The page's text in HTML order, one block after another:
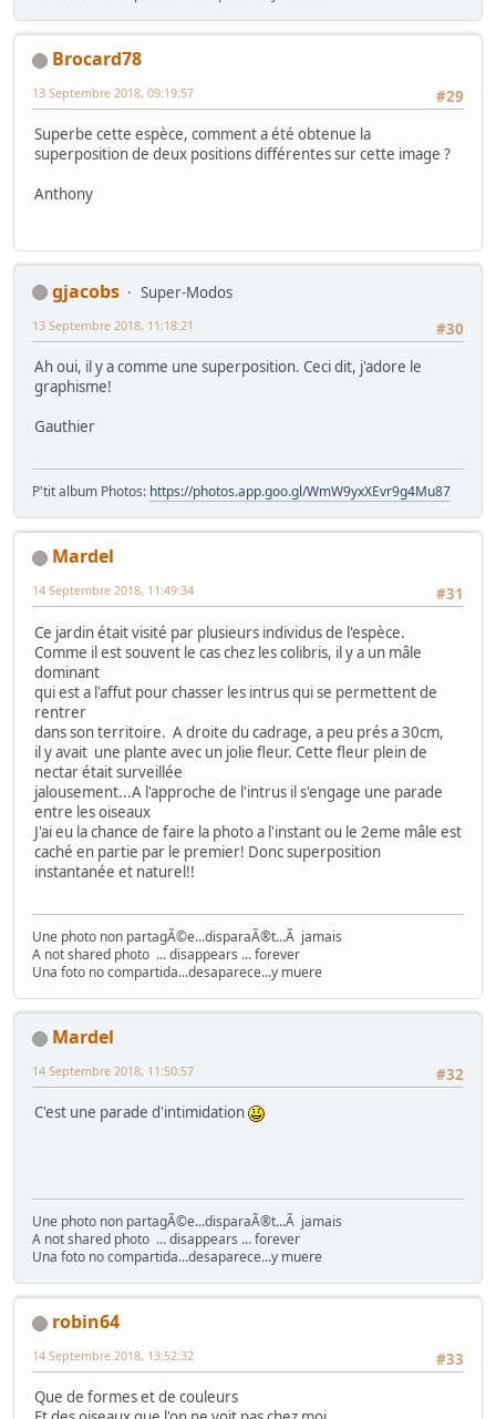
Brocard78
#29
13 Septembre 2018, 09:19:57
Superbe cette espèce, comment a été obtenue la
superposition de deux positions différentes sur cette image ?
Anthony
gjacobs
Super-Modos
#30
13 Septembre 2018, 11:18:21
Ah oui, il y a comme une superposition. Ceci dit, j'adore le
graphisme!
Gauthier
P'tit album Photos: https://photos.app.goo.gl/WmW9yxXEvr9g4Mu87
Mardel
#31
14 Septembre 2018, 11:49:34
Ce jardin était visité par plusieurs individus de l'espèce.
Comme il est souvent le cas chez les colibris, il y a un mâle
dominant
qui est a l'affut pour chasser les intrus qui se permettent de
rentrer
dans son territoire. A droite du cadrage, a peu prés a 30cm,
il y avait une plante avec un jolie fleur. Cette fleur plein de
nectar était surveillée
jalousement...A l'approche de l'intrus il s'engage une parade
entre les oiseaux
J'ai eu la chance de faire la photo a l'instant ou le 2eme mâle est
caché en partie par le premier! Donc superposition
instantanée et naturel!!
Une photo non partagÃ©e...disparaÃ®t...Ã jamais
A not shared photo ... disappears ... forever
Una foto no compartida...desaparece...y muere
Mardel
#32
14 Septembre 2018, 11:50:57
C'est une parade d'intimidation
Une photo non partagÃ©e...disparaÃ®t...Ã jamais
A not shared photo ... disappears ... forever
Una foto no compartida...desaparece...y muere
robin64
#33
14 Septembre 2018, 13:52:32
Que de formes et de couleurs